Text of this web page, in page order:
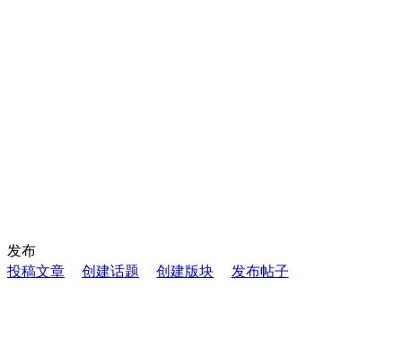
发布
投稿文章
创建话题 创建版块 发布帖子